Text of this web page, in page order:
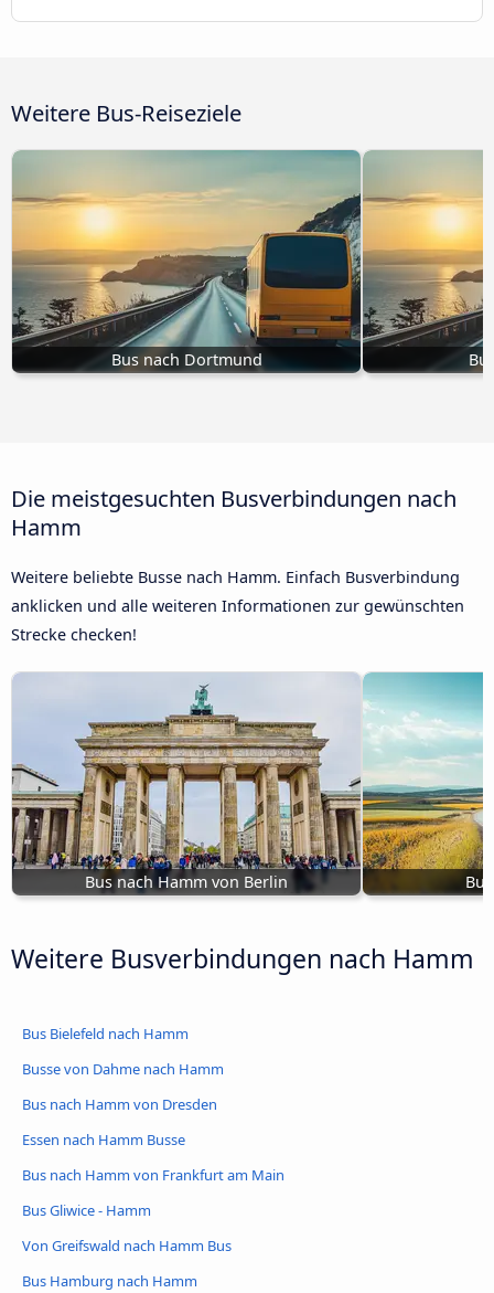
Weitere Bus-Reiseziele
Bus nach Dortmund
Die meistgesuchten Busverbindungen nach
Hamm
Weitere beliebte Busse nach Hamm. Einfach Busverbindung
anklicken und alle weiteren Informationen zur gewünschten
Strecke checken!
Bus nach Hamm von Berlin
Weitere Busverbindungen nach Hamm
Bus Bielefeld nach Hamm
Busse von Dahme nach Hamm
Bus nach Hamm von Dresden
Essen nach Hamm Busse
Bus nach Hamm von Frankfurt am Main
Bus Gliwice - Hamm
Von Greifswald nach Hamm Bus
Bus Hamburg nach Hamm